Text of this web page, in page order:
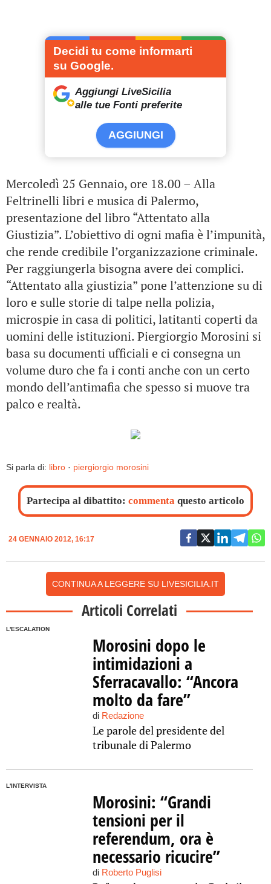
Decidi tu come informarti
su Google.
Aggiungi LiveSicilia
alle tue Fonti preferite
AGGIUNGI
Mercoledì 25 Gennaio, ore 18.00 – Alla
Feltrinelli libri e musica di Palermo,
presentazione del libro “Attentato alla
Giustizia”. L’obiettivo di ogni mafia è l’impunità,
che rende credibile l’organizzazione criminale.
Per raggiungerla bisogna avere dei complici.
“Attentato alla giustizia” pone l’attenzione su di
loro e sulle storie di talpe nella polizia,
microspie in casa di politici, latitanti coperti da
uomini delle istituzioni. Piergiorgio Morosini si
basa su documenti ufficiali e ci consegna un
volume duro che fa i conti anche con un certo
mondo dell’antimafia che spesso si muove tra
palco e realtà.
Si parla di: libro · piergiorgio morosini
Partecipa al dibattito: commenta questo articolo
24 GENNAIO 2012, 16:17
CONTINUA A LEGGERE SU LIVESICILIA.IT
Articoli Correlati
L'ESCALATION
Morosini dopo le
intimidazioni a
Sferracavallo: “Ancora
molto da fare”
di Redazione
Le parole del presidente del
tribunale di Palermo
L'INTERVISTA
Morosini: “Grandi
tensioni per il
referendum, ora è
necessario ricucire”
di Roberto Puglisi